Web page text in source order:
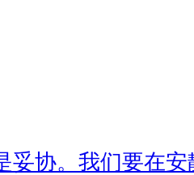
妥协。我们要在